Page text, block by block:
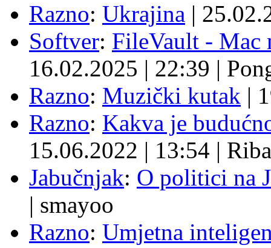
Razno: Ukrajina |
Softver: FileVault - Mac
16.02.2025 | 22:39 |
Razno: Muzički kutak |
Razno: Kakva je
15.06.2022 | 13:54 | Riba
Jabučnjak: O politici na
| smayoo
Razno: Umjetna